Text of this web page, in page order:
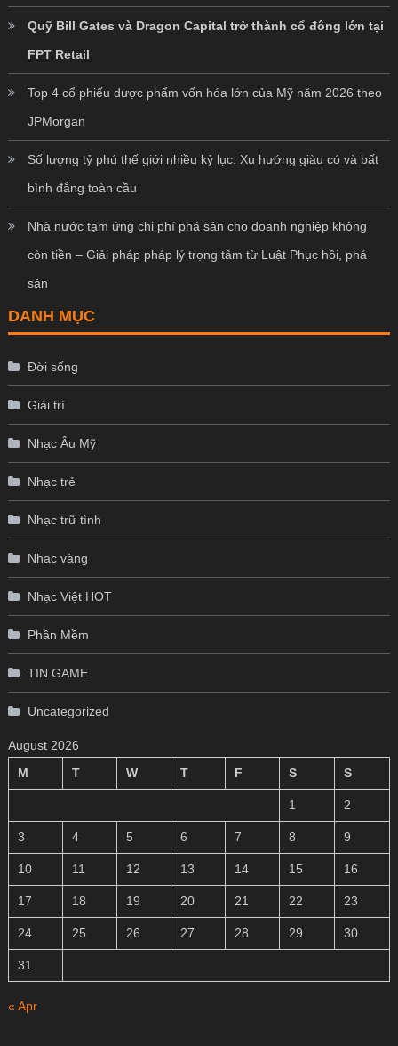
Quỹ Bill Gates và Dragon Capital trở thành cổ đông lớn tại
FPT Retail
Top 4 cổ phiếu dược phẩm vốn hóa lớn của Mỹ năm 2026 theo
JPMorgan
Số lượng tỷ phú thế giới nhiều kỷ lục: Xu hướng giàu có và bất
bình đẳng toàn cầu
Nhà nước tạm ứng chi phí phá sản cho doanh nghiệp không
còn tiền – Giải pháp pháp lý trọng tâm từ Luật Phục hồi, phá
sản
DANH MỤC
Đời sống
Giải trí
Nhạc Âu Mỹ
Nhạc trẻ
Nhạc trữ tình
Nhạc vàng
Nhạc Việt HOT
Phần Mềm
TIN GAME
Uncategorized
August 2026
M
T W T F S S
1 2
3 4 5 6 7 8 9
10 11 12 13 14 15 16
17 18 19 20 21 22 23
24 25 26 27 28 29 30
31
« Apr